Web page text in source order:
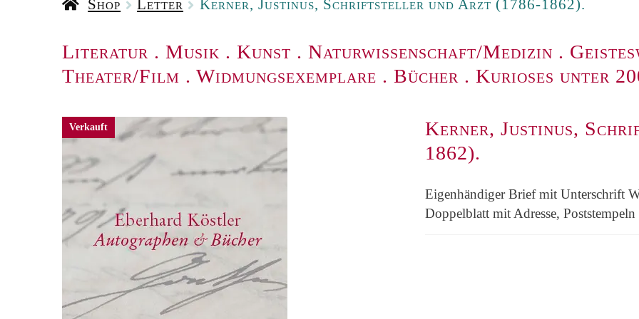
Shop Letter Kerner, Justinus, Schriftsteller und Arzt (1786-1862).
Literatur . Musik . Kunst . Naturwissenschaft/Medizin .
Theater/Film . Widmungsexemplare . Bücher . Kurioses unter
Verkauft
Kerner, Justinus,
1862).
Eigenhändiger Brief mit Unterschrift
Doppelblatt mit Adresse,